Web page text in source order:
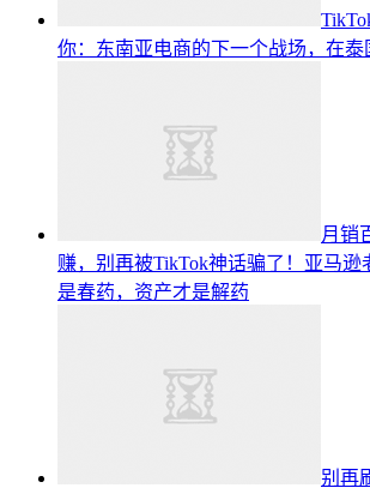
你：东南亚电商的下一个战场，在泰
月销
赚，别再被TikTok神话骗了！亚马逊
是春药，资产才是解药
别再